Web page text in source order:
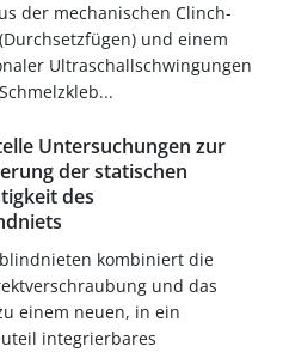
der mechanischen Clinch-
und einem
Ultraschallschwingungen
Untersuchungen zur
der statischen
des
kombiniert die
und das
einem neuen, in ein
integrierbares